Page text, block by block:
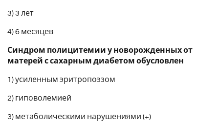
3) 3 лет
4) 6 месяцев
Синдром полицитемии у новорожденных от
матерей с сахарным диабетом обусловлен
1) усиленным эритропоэзом
2) гиповолемией
3) метаболическими нарушениями (+)